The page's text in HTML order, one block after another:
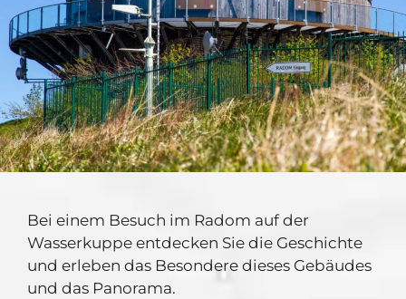
Bei einem Besuch im Radom auf der
Wasserkuppe entdecken Sie die Geschichte
und erleben das Besondere dieses Gebäudes
und das Panorama.